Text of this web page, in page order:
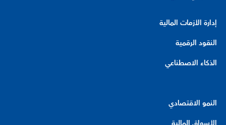
إدارة الأزمات المالية
النقود الرقمية
الذكاء الاصطناعي
النمو الاقتصادي